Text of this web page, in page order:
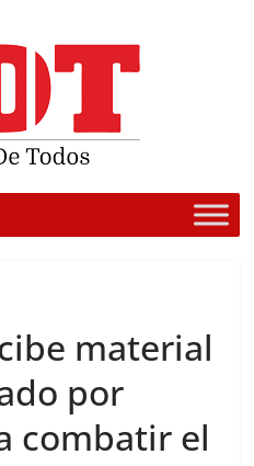
material
por
combatir el